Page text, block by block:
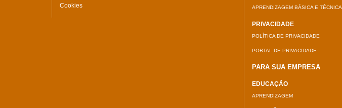
Cookies
APRENDIZAGEM BÁSICA E TÉCNICA
PRIVACIDADE
POLÍTICA DE PRIVACIDADE
PORTAL DE PRIVACIDADE
PARA SUA EMPRESA
EDUCAÇÃO
APRENDIZAGEM